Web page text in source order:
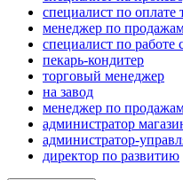
специалист по оплате
менеджер по
специалист по
пекарь-кондитер
торговый менеджер
на завод
менеджер по
администратор
администратор-
директор по развитию